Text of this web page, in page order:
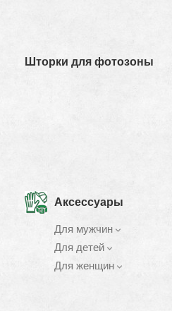
Шторки для фотозоны
Аксессуары
Для мужчин
Для детей
Для женщин